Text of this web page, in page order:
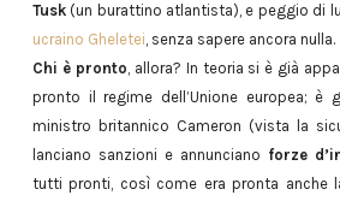
Tusk(un burattino atlantista), e peggio di
ucraino Gheletei, senza sapere ancora nulla.
Chi è pronto, allora? In teoria si è già
pronto il regime dell’Unione europea; è
ministro britannico Cameron (vista la
lanciano sanzioni e annunciano forze
tutti pronti, così come era pronta anche